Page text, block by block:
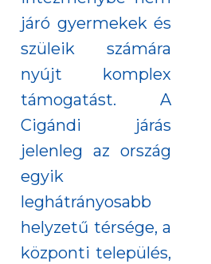
járó gyermekek és
szüleik számára
nyújt komplex
támogatást. A
Cigándi járás
jelenleg az ország
egyik
leghátrányosabb
helyzetű térsége, a
központi település,